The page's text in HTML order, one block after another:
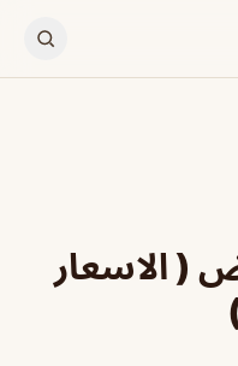
( الاسعار